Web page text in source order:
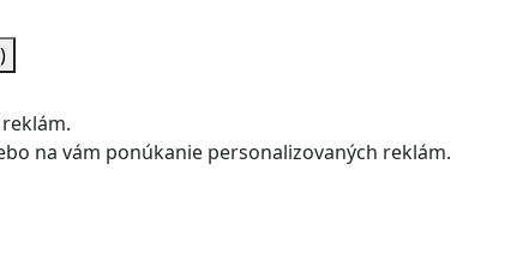
na vám ponúkanie personalizovaných reklám.